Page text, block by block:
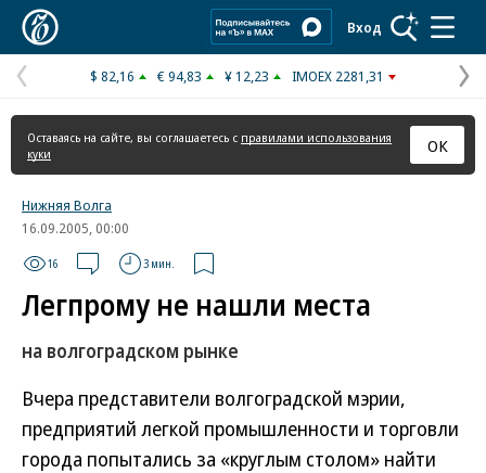
Вход
Предыдущая
страница
$ 82,16 € 94,83 ¥ 12,23 IMOEX 2281,31
Оставаясь на сайте, вы соглашаетесь с правилами использования
куки
ОК
Нижняя Волга
16.09.2005, 00:00
16 3 мин.
Легпрому не нашли места
на волгоградском рынке
Вчера представители волгоградской мэрии,
предприятий легкой промышленности и торговли
города попытались за «круглым столом» найти